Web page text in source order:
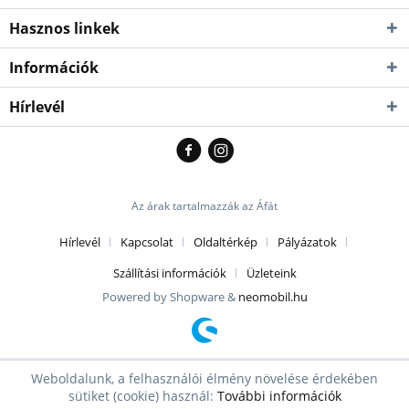
Hasznos linkek
Információk
Hírlevél
Az árak tartalmazzák az Áfát
Hírlevél Kapcsolat Oldaltérkép
Pályázatok
Szállítási információk
Üzleteink
Powered by Shopware & neomobil.hu
Weboldalunk, a felhasználói élmény növelése érdekében
sütiket (cookie) használ: További információk